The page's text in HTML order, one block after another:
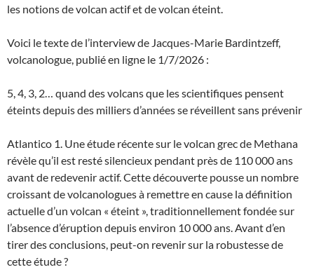
les notions de volcan actif et de volcan éteint.
Voici le texte de l’interview de Jacques-Marie Bardintzeff,
volcanologue, publié en ligne le 1/7/2026 :
5, 4, 3, 2… quand des volcans que les scientifiques pensent
éteints depuis des milliers d’années se réveillent sans prévenir
Atlantico 1. Une étude récente sur le volcan grec de Methana
révèle qu’il est resté silencieux pendant près de 110 000 ans
avant de redevenir actif. Cette découverte pousse un nombre
croissant de volcanologues à remettre en cause la définition
actuelle d’un volcan « éteint », traditionnellement fondée sur
l’absence d’éruption depuis environ 10 000 ans. Avant d’en
tirer des conclusions, peut-on revenir sur la robustesse de
cette étude ?